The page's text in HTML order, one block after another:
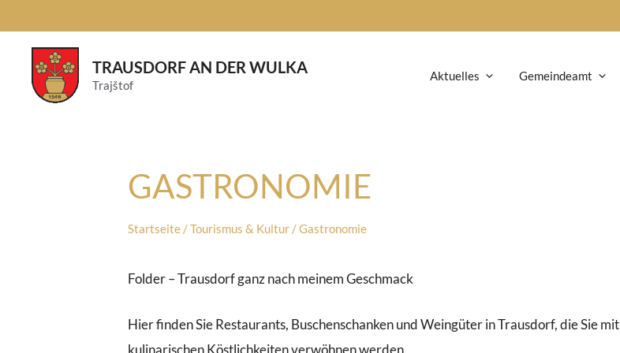
to
content
TRAUSDORF AN DER WULKA
Trajštof
Aktuelles Gemeindeamt
GASTRONOMIE
Startseite /Tourismus & Kultur /Gastronomie
Folder – Trausdorf ganz nach meinem Geschmack
Hier finden Sie Restaurants, Buschenschanken und Weingüter in Trausdorf, die Sie mit
kulinarischen Köstlichkeiten verwöhnen werden.